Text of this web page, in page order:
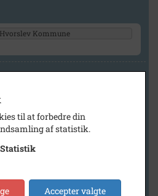
Kommune
til at forbedre din
af statistik.
Statistik
Accepter valgte